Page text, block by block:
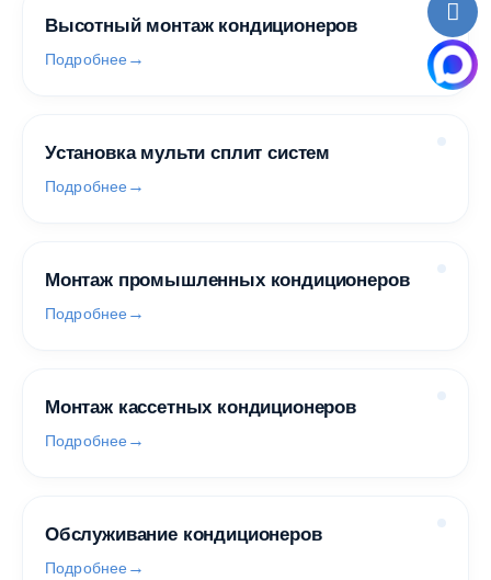
Высотный монтаж кондиционеров
Подробнее
Установка мульти сплит систем
Подробнее
Монтаж промышленных кондиционеров
Подробнее
Монтаж кассетных кондиционеров
Подробнее
Обслуживание кондиционеров
Подробнее